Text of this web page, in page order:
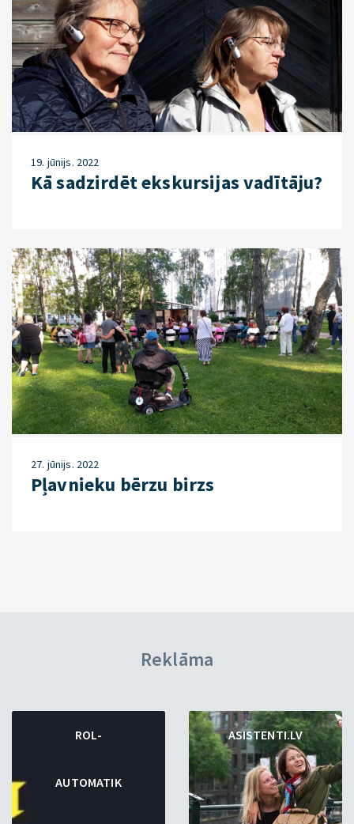
19. jūnijs. 2022
Kā sadzirdēt ekskursijas vadītāju?
27. jūnijs. 2022
Pļavnieku bērzu birzs
Reklāma
ROL-
AUTOMATIK
ASISTENTI.LV